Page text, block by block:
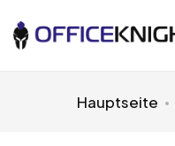
Hauptseite